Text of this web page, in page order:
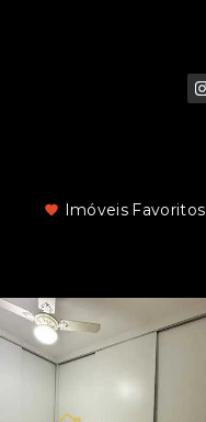
Imóveis Favoritos